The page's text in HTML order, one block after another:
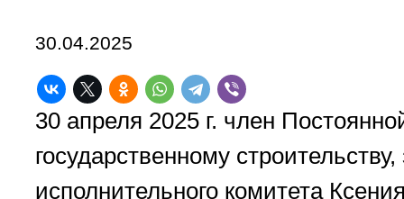
30.04.2025
30 апреля 2025 г. член
государственному
исполнительного комитета